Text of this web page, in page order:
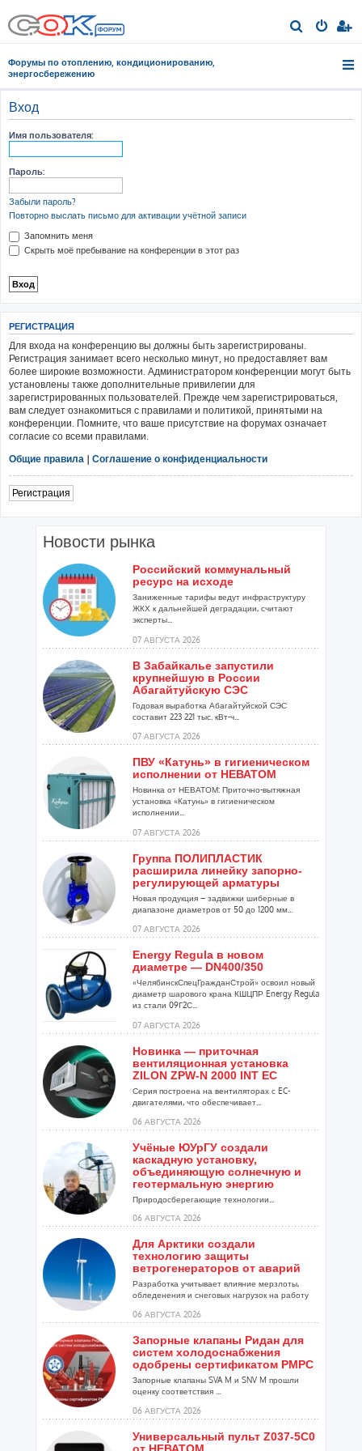
о
Форумы по отоплению, кондиционированию,
энергосбережению
Вход
Имя пользователя:
Пароль:
Забыли пароль?
Повторно выслать письмо для активации учётной записи
Запомнить меня
Скрыть моё пребывание на конференции в этот раз
РЕГИСТРАЦИЯ
Для входа на конференцию вы должны быть зарегистрированы.
Регистрация занимает всего несколько минут, но предоставляет вам
более широкие возможности. Администратором конференции могут быть
установлены также дополнительные привилегии для
зарегистрированных пользователей. Прежде чем зарегистрироваться,
вам следует ознакомиться с правилами и политикой, принятыми на
конференции. Помните, что ваше присутствие на форумах означает
согласие со всеми правилами.
Общие правила | Соглашение о конфиденциальности
Регистрация
Новости рынка
Российский коммунальный
ресурс на исходе
Заниженные тарифы ведут инфраструктуру
ЖКХ к дальнейшей деградации, считают
эксперты...
07 АВГУСТА 2026
В Забайкалье запустили
крупнейшую в России
Абагайтуйскую СЭС
Годовая выработка Абагайтуйской СЭС
составит 223 221 тыс. кВт-ч...
07 АВГУСТА 2026
ПВУ «Катунь» в гигиеническом
исполнении от НЕВАТОМ
Новинка от НЕВАТОМ: Приточно-вытяжная
установка «Катунь» в гигиеническом
исполнении...
07 АВГУСТА 2026
Группа ПОЛИПЛАСТИК
расширила линейку запорно-
регулирующей арматуры
Новая продукция – задвижки шиберные в
диапазоне диаметров от 50 до 1200 мм...
07 АВГУСТА 2026
Energy Regula в новом
диаметре — DN400/350
«ЧелябинскСпецГражданСтрой» освоил новый
диаметр шарового крана КШЦПР Energy Regula
из стали 09Г2С...
07 АВГУСТА 2026
Новинка — приточная
вентиляционная установка
ZILON ZPW-N 2000 INT EC
Серия построена на вентиляторах с EC-
двигателями, что обеспечивает...
06 АВГУСТА 2026
Учёные ЮУрГУ создали
каскадную установку,
объединяющую солнечную и
геотермальную энергию
Природосберегающие технологии...
06 АВГУСТА 2026
Для Арктики создали
технологию защиты
ветрогенераторов от аварий
Разработка учитывает влияние мерзлоты,
обледенения и снеговых нагрузок на работу
06 АВГУСТА 2026
Запорные клапаны Ридан для
систем холодоснабжения
одобрены сертификатом РМРС
Запорные клапаны SVA M и SNV M прошли
оценку соответствия ...
06 АВГУСТА 2026
Универсальный пульт Z037-5C0
от НЕВАТОМ